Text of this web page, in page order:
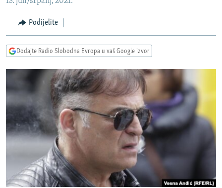
navigaciju
Pređite
na
KOSOVO
CRNA GORA
VIDEO
FOTOGALERIJE
INFOGRAFIKE
PODCASTI
RAT U UKRAJINI
KINA NA BALKANU
RSE PRIČE IZ SVIJETA
ISPRIČAJ MI
DNEVNO@RSE
SPECIJALI RSE
VIŠE OD NASLOVA
Podijelite
Dodajte Radio Slobodna Evropa u vaš Google izvor